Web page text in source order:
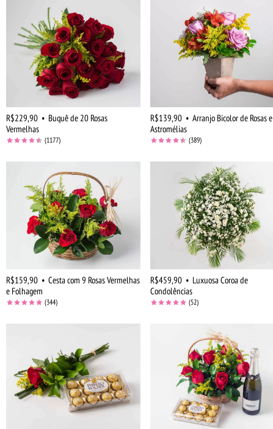
R$229,90 • Buquê de 20 Rosas
Vermelhas
(1177)
R$139,90 • Arranjo Bicolor de Rosas e
Astromélias
(389)
R$159,90 • Cesta com 9 Rosas Vermelhas
e Folhagem
(344)
R$459,90 • Luxuosa Coroa de
Condolências
(52)